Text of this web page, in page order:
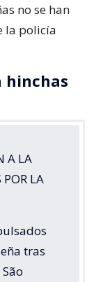
no se han
la policía
hinchas
A LA
POR LA
tras